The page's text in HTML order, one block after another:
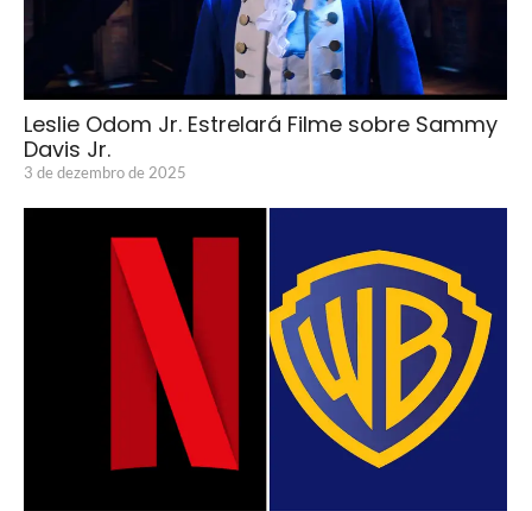
Leslie Odom Jr. Estrelará Filme sobre Sammy
Davis Jr.
3 de dezembro de 2025